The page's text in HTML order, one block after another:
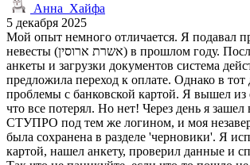
Анна_Хайфа
5 декабря 2025
Мой опыт немного отличается. Я подавал
невесты (אשרת ארוסין) в прошлом году. После заполнения
анкеты и загрузки документов система
предложила переход к оплате. Однако в
проблемы с банковской картой. Я вышел из
что все потерял. Но нет! Через день я зашел
СТУПРО под тем же логином, и моя
была сохранена в разделе 'черновики'. Я
картой, нашел анкету, проверил данные и